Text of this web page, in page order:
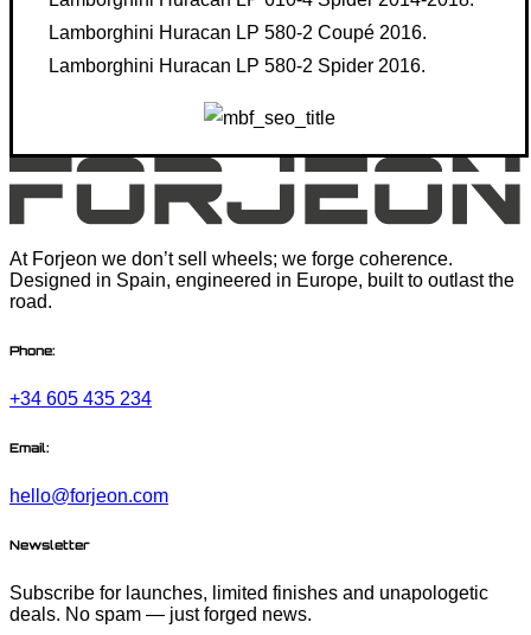
Lamborghini Huracan LP 580-2 Coupé 2016.
Lamborghini Huracan LP 580-2 Spider 2016.
At Forjeon we don’t sell wheels; we forge coherence.
Designed in Spain, engineered in Europe, built to outlast the
road.
Phone:
+34 605 435 234
Email:
hello@forjeon.com
Newsletter
Subscribe for launches, limited finishes and unapologetic
deals. No spam — just forged news.